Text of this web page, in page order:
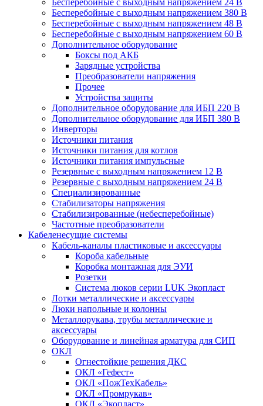
Бесперебойные с выходным напряжением 24 В
Бесперебойные с выходным напряжением 380 В
Бесперебойные с выходным напряжением 48 В
Бесперебойные с выходным напряжением 60 В
Дополнительное оборудование
Боксы под АКБ
Зарядные устройства
Преобразователи напряжения
Прочее
Устройства защиты
Дополнительное оборудование для ИБП 220 В
Дополнительное оборудование для ИБП 380 В
Инверторы
Источники питания
Источники питания для котлов
Источники питания импульсные
Резервные с выходным напряжением 12 В
Резервные с выходным напряжением 24 В
Специализированные
Стабилизаторы напряжения
Стабилизированные (небесперебойные)
Частотные преобразователи
Кабеленесущие системы
Кабель-каналы пластиковые и аксессуары
Короба кабельные
Коробка монтажная для ЭУИ
Розетки
Система люков серии LUK Экопласт
Лотки металлические и аксессуары
Люки напольные и колонны
Металлорукава, трубы металлические и
аксессуары
Оборудование и линейная арматура для СИП
ОКЛ
Огнестойкие решения ДКС
ОКЛ «Гефест»
ОКЛ «ПожТехКабель»
ОКЛ «Промрукав»
ОКЛ «Экопласт»